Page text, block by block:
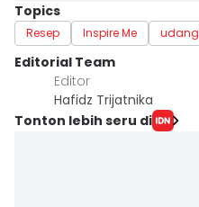
Topics
Resep Inspire Me udang
Editorial Team
Editor
Hafidz Trijatnika
Tonton lebih seru di